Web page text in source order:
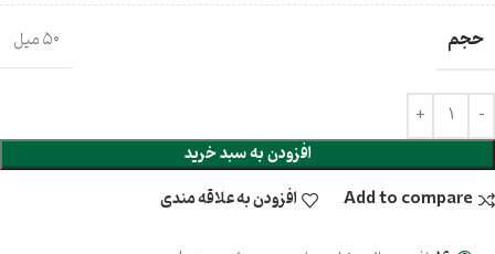
حجم ۵۰ میل
افزودن به سبد خرید
Add to compare
افزودن به علاقه مندی